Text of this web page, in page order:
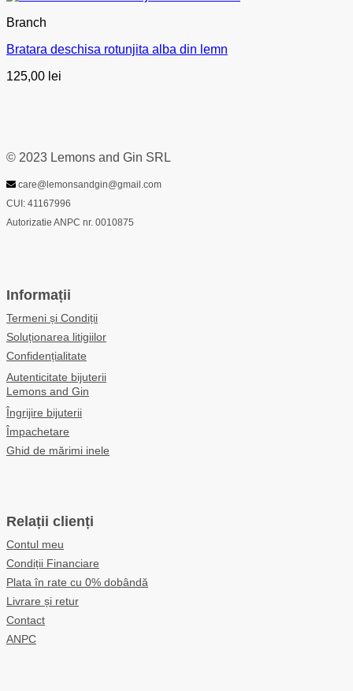
Branch
Bratara deschisa rotunjita alba din lemn
125,00 lei
© 2023 Lemons and Gin SRL
care@lemonsandgin@gmail.com
CUI: 41167996
Autorizatie ANPC nr. 0010875
Informații
Termeni și Condiții
Soluționarea litigiilor
Confidențialitate
Autenticitate bijuterii
Lemons and Gin
Îngrijire bijuterii
Împachetare
Ghid de mărimi inele
Relații clienți
Contul meu
Condiții Financiare
Plata în rate cu 0% dobândă
Livrare și retur
Contact
ANPC